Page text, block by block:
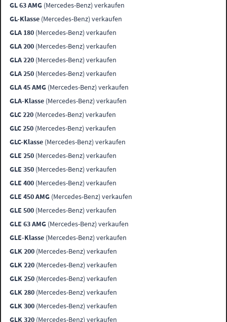
GL 63 AMG (Mercedes-Benz) verkaufen
GL-Klasse (Mercedes-Benz) verkaufen
GLA 180 (Mercedes-Benz) verkaufen
GLA 200 (Mercedes-Benz) verkaufen
GLA 220 (Mercedes-Benz) verkaufen
GLA 250 (Mercedes-Benz) verkaufen
GLA 45 AMG (Mercedes-Benz) verkaufen
GLA-Klasse (Mercedes-Benz) verkaufen
GLC 220 (Mercedes-Benz) verkaufen
GLC 250 (Mercedes-Benz) verkaufen
GLC-Klasse (Mercedes-Benz) verkaufen
GLE 250 (Mercedes-Benz) verkaufen
GLE 350 (Mercedes-Benz) verkaufen
GLE 400 (Mercedes-Benz) verkaufen
GLE 450 AMG (Mercedes-Benz) verkaufen
GLE 500 (Mercedes-Benz) verkaufen
GLE 63 AMG (Mercedes-Benz) verkaufen
GLE-Klasse (Mercedes-Benz) verkaufen
GLK 200 (Mercedes-Benz) verkaufen
GLK 220 (Mercedes-Benz) verkaufen
GLK 250 (Mercedes-Benz) verkaufen
GLK 280 (Mercedes-Benz) verkaufen
GLK 300 (Mercedes-Benz) verkaufen
GLK 320 (Mercedes-Benz) verkaufen